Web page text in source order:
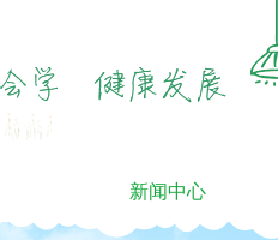
新闻中心